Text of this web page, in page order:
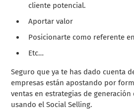
cliente potencial.
Aportar valor
Posicionarte como referente
Etc…
Seguro que ya te has dado cuenta
empresas están apostando por
ventas en estrategias de
usando el Social Selling.